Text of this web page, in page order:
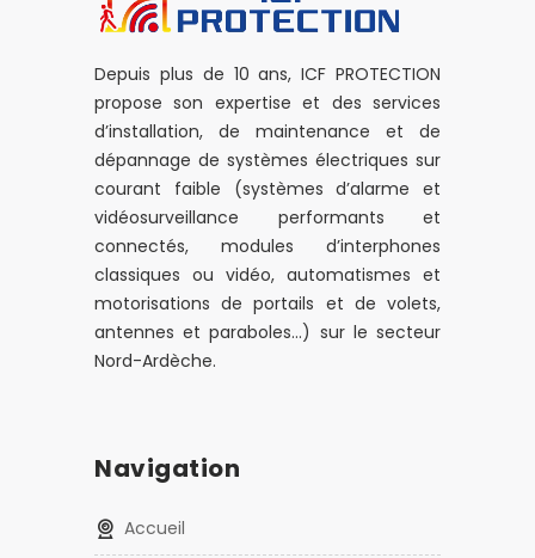
Depuis plus de 10 ans, ICF PROTECTION
propose son expertise et des services
d’installation, de maintenance et de
dépannage de systèmes électriques sur
courant faible (systèmes d’alarme et
vidéosurveillance performants et
connectés, modules d’interphones
classiques ou vidéo, automatismes et
motorisations de portails et de volets,
antennes et paraboles…) sur le secteur
Nord-Ardèche.
Navigation
Accueil